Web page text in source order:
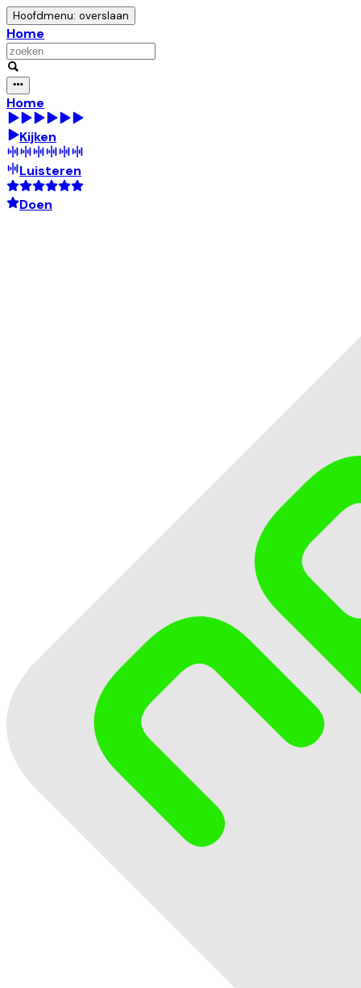
Hoofdmenu: overslaan
Home
Home
Kijken
Luisteren
Doen